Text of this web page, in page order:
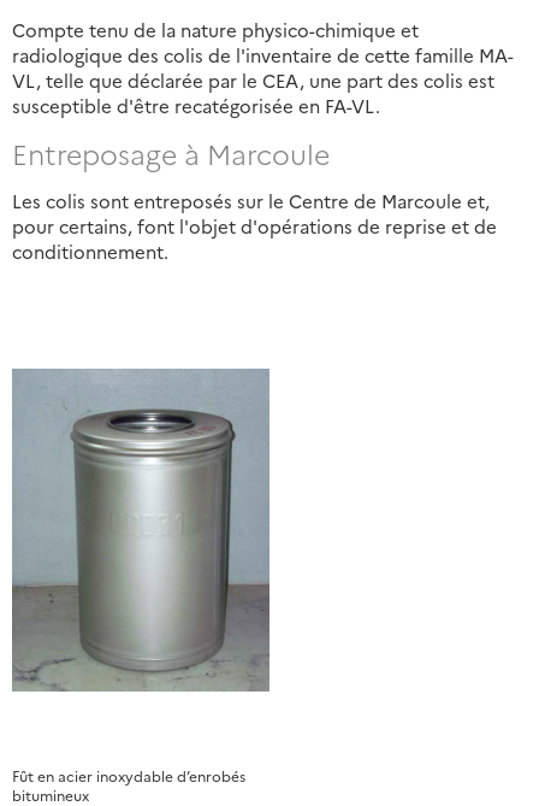
Compte tenu de la nature physico-chimique et
radiologique des colis de l'inventaire de cette famille MA-
VL, telle que déclarée par le CEA, une part des colis est
susceptible d'être recatégorisée en FA-VL.
Entreposage à Marcoule
Les colis sont entreposés sur le Centre de Marcoule et,
pour certains, font l'objet d'opérations de reprise et de
conditionnement.
Fût en acier inoxydable d’enrobés
bitumineux